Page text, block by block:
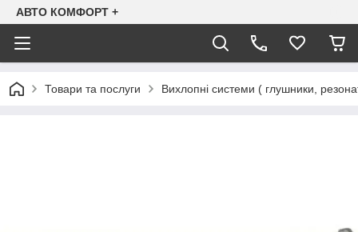
АВТО КОМФОРТ +
Товари та послуги Вихлопні системи ( глушники,